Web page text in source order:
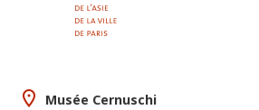
Musée Cernuschi